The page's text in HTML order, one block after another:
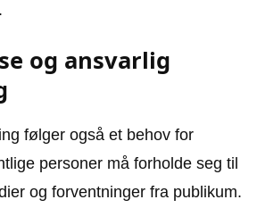
og ansvarlig
følger også et behov for
personer må forholde seg til
og forventninger fra publikum.